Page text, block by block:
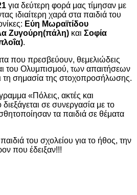
για δεύτερη φορά μας τίμησαν με
ιδιαίτερη χαρά στα παιδιά του
Εύη Μωραϊτίδου
Ζυγούρη(πάλη) και Σοφία
.
που πρεσβεύουν, θεμελιώδεις
του Ολυμπισμού, των απαιτήσεων
τη σημασία της στοχοπροσήλωσης.
«Πόλεις, ακτές και
σε συνεργασία με το
τα παιδιά σε θέματα
του σχολείου για το ήθος, την
που έδειξαν!!!